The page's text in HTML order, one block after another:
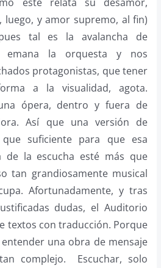
y amor supremo, al fin)
tal es la avalancha de
emana la orquesta y nos
protagonistas, que tener
a la visualidad, agota.
ópera, dentro y fuera de
Así que una versión de
suficiente para que esa
de la escucha esté más que
tan grandiosamente musical
Afortunadamente, y tras
dudas, el Auditorio
textos con traducción. Porque
una obra de mensaje
complejo. Escuchar, solo